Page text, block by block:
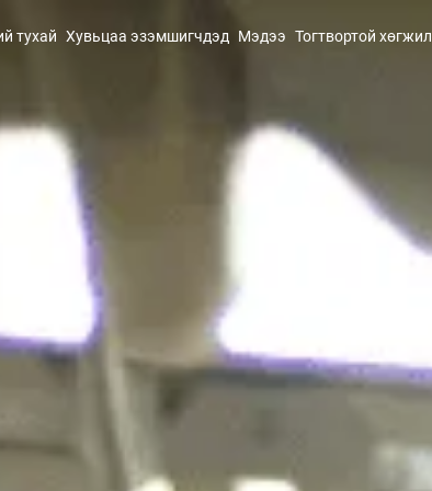
тухай Хувьцаа эзэмшигчдэд Мэдээ Тогтвортой хөгжил